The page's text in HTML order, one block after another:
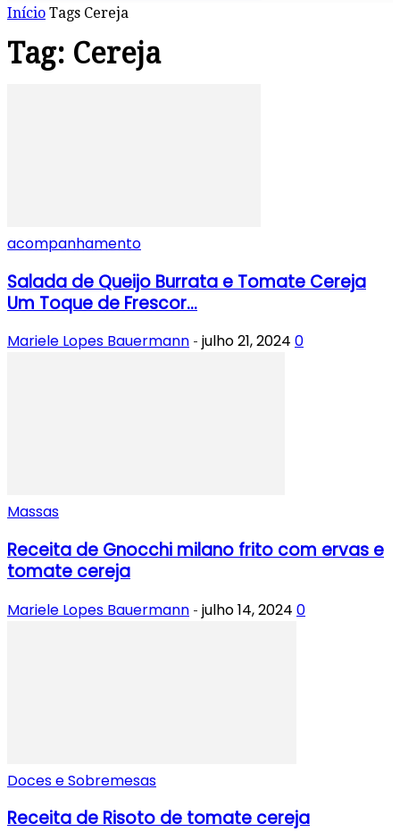
Início Tags Cereja
Tag: Cereja
acompanhamento
Salada de Queijo Burrata e Tomate Cereja
Um Toque de Frescor...
Mariele Lopes Bauermann - julho 21, 2024 0
Massas
Receita de Gnocchi milano frito com ervas e
tomate cereja
Mariele Lopes Bauermann - julho 14, 2024 0
Doces e Sobremesas
Receita de Risoto de tomate cereja